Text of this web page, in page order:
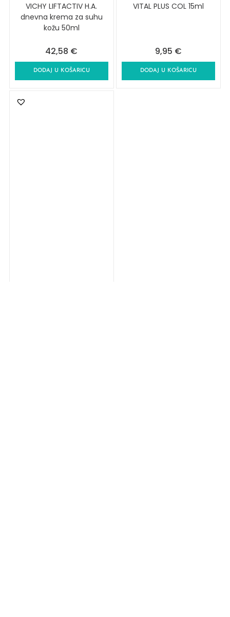
VICHY LIFTACTIV H.A.
dnevna krema za suhu
kožu 50ml
42,58 €
DODAJ U KOŠARICU
VITAL PLUS COL 15ml
9,95 €
DODAJ U KOŠARICU